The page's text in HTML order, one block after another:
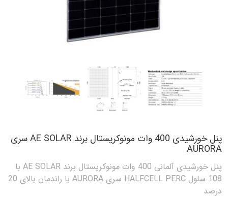
پنل خورشیدی 400 وات مونوکریستال برند AE SOLAR سری
AURORA
پنل خورشیدی آلمانی 400 وات مونوکریستال برند AE SOLAR با
108 سلول HALFCELL PERC سری AURORA با راندمان بالای 20
درصد